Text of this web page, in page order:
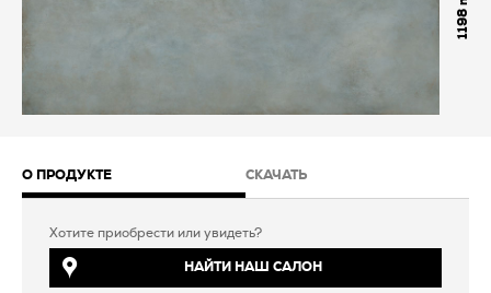
1198
О ПРОДУКТЕ СКАЧАТЬ
Хотите приобрести или увидеть?
НАЙТИ НАШ САЛОН